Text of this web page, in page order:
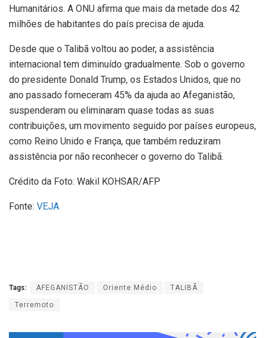
Humanitários. A ONU afirma que mais da metade dos 42
milhões de habitantes do país precisa de ajuda.
Desde que o Talibã voltou ao poder, a assistência
internacional tem diminuído gradualmente. Sob o governo
do presidente Donald Trump, os Estados Unidos, que no
ano passado forneceram 45% da ajuda ao Afeganistão,
suspenderam ou eliminaram quase todas as suas
contribuições, um movimento seguido por países europeus,
como Reino Unido e França, que também reduziram
assistência por não reconhecer o governo do Talibã.
Crédito da Foto: Wakil KOHSAR/AFP
Fonte: VEJA
Tags: AFEGANISTÃO Oriente Médio TALIBÃ
Terremoto